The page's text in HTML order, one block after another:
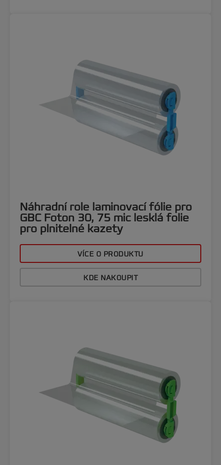
Náhradní role laminovací fólie pro
GBC Foton 30, 75 mic lesklá folie
pro plnitelné kazety
VÍCE O PRODUKTU
KDE NAKOUPIT